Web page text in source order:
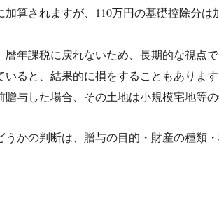
算されますが、110万円の基礎控除分は
年課税に戻れないため、長期的な視点で
ると、結果的に損をすることもあります
与した場合、その土地は小規模宅地等の
かの判断は、贈与の目的・財産の種類